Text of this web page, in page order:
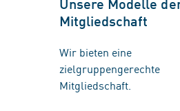
Mitgliedschaft
Wir bieten eine
zielgruppengerechte
Mitgliedschaft.